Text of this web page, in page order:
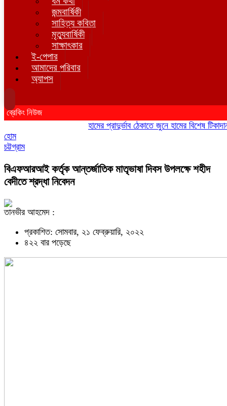
জন্মবার্ষিকী
সাহিত্য কবিতা
মৃত্যুবার্ষিকী
সাক্ষাৎকার
ই-পেপার
আমাদের পরিবার
অ্যাপস
ব্রেকিং নিউজ
হামের প্রাদুর্ভাব ঠেকাতে জুনে হামের বিশেষ টিকাদান;
হোম
চট্টগ্রাম
বিএফআরআই কর্তৃক আন্তর্জাতিক মাতৃভাষা দিবস উপলক্ষে শহীদ
বেদীতে শ্রদ্ধা নিবেদন
তানভীর আহমেদ :
প্রকাশিত: সোমবার, ২১ ফেব্রুয়ারি, ২০২২
৪২২ বার পড়েছে